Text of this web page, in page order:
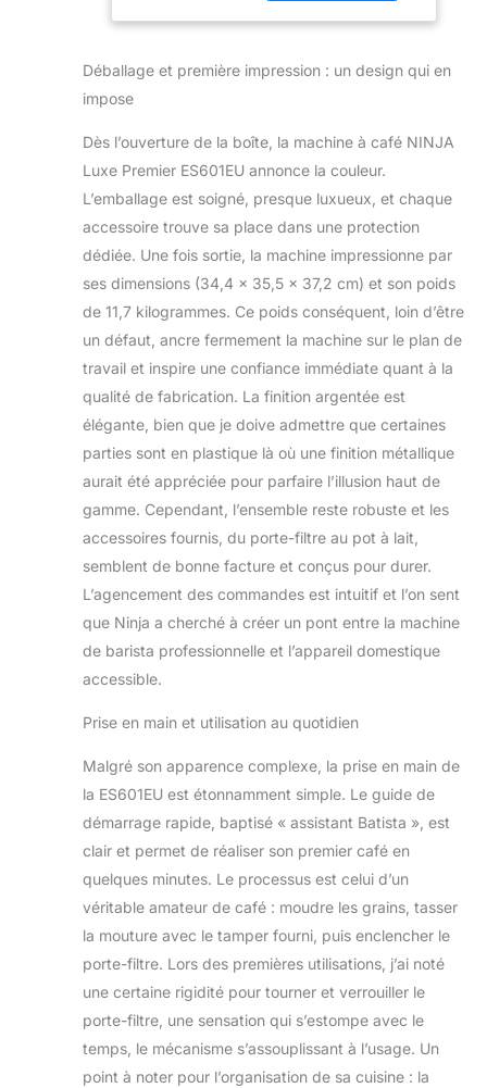
un porte-filtre
mousseur
automatisé chauffe
et fouette en même
transformant lait ou
boisson végétale en
micro-mousse.
Profitez de 4
préréglages
chauffé à la vapeur,
mousse fine,
mousse épaisse et
mousse froide
FACILE À UTILISER
: exercez vos
talents de barista
avec 25 réglages de
et le mousseur à lait
intégrés. Ou
laissez-vous guider
commande intuitif,
recommandations
et préréglages
Luxe, Cafepichet à
mousse avec fouet,
broyeur à grains,
brosse de
démarrage (porte-
filtre, paniers simple
et double, panier
Luxe, entonnoir et
tasseur assisté), kit
de nettoyage, kit de
Déballage et première impression : un design qui en
impose
Dès l’ouverture de la boîte, la machine à café NINJA
Luxe Premier ES601EU annonce la couleur.
L’emballage est soigné, presque luxueux, et chaque
accessoire trouve sa place dans une protection
dédiée. Une fois sortie, la machine impressionne par
ses dimensions (34,4 x 35,5 x 37,2 cm) et son poids
de 11,7 kilogrammes. Ce poids conséquent, loin d’être
un défaut, ancre fermement la machine sur le plan de
travail et inspire une confiance immédiate quant à la
qualité de fabrication. La finition argentée est
élégante, bien que je doive admettre que certaines
parties sont en plastique là où une finition métallique
aurait été appréciée pour parfaire l’illusion haut de
gamme. Cependant, l’ensemble reste robuste et les
accessoires fournis, du porte-filtre au pot à lait,
semblent de bonne facture et conçus pour durer.
L’agencement des commandes est intuitif et l’on sent
que Ninja a cherché à créer un pont entre la machine
de barista professionnelle et l’appareil domestique
accessible.
Prise en main et utilisation au quotidien
Malgré son apparence complexe, la prise en main de
la ES601EU est étonnamment simple. Le guide de
démarrage rapide, baptisé « assistant Batista », est
clair et permet de réaliser son premier café en
quelques minutes. Le processus est celui d’un
véritable amateur de café : moudre les grains, tasser
la mouture avec le tamper fourni, puis enclencher le
porte-filtre. Lors des premières utilisations, j’ai noté
une certaine rigidité pour tourner et verrouiller le
porte-filtre, une sensation qui s’estompe avec le
temps, le mécanisme s’assouplissant à l’usage. Un
point à noter pour l’organisation de sa cuisine : la